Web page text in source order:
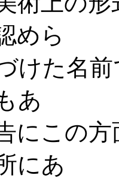
めら
けた名
あ
にこの
にあ